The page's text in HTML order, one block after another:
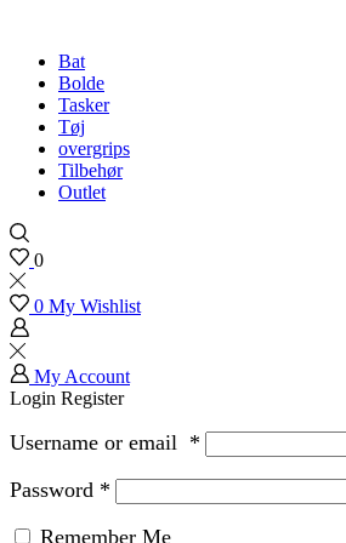
Bat
Bolde
Tasker
Tøj
overgrips
Tilbehør
Outlet
0
0 My Wishlist
My Account
Login Register
Username or email *
Password *
Remember Me